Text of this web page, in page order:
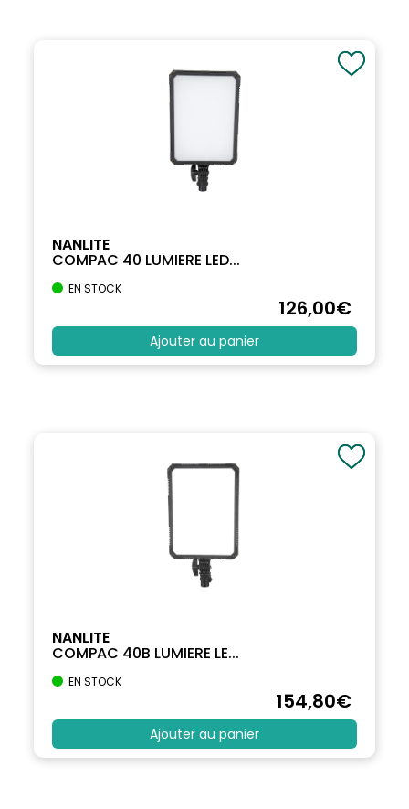
NANLITE
COMPAC 40 LUMIERE LED...
EN STOCK
126,00€
Ajouter au panier
NANLITE
COMPAC 40B LUMIERE LE...
EN STOCK
154,80€
Ajouter au panier